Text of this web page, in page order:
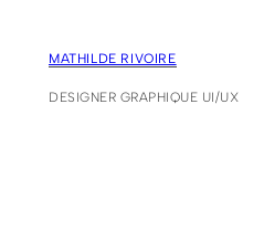
MATHILDE RIVOIRE
DESIGNER GRAPHIQUE UI/UX